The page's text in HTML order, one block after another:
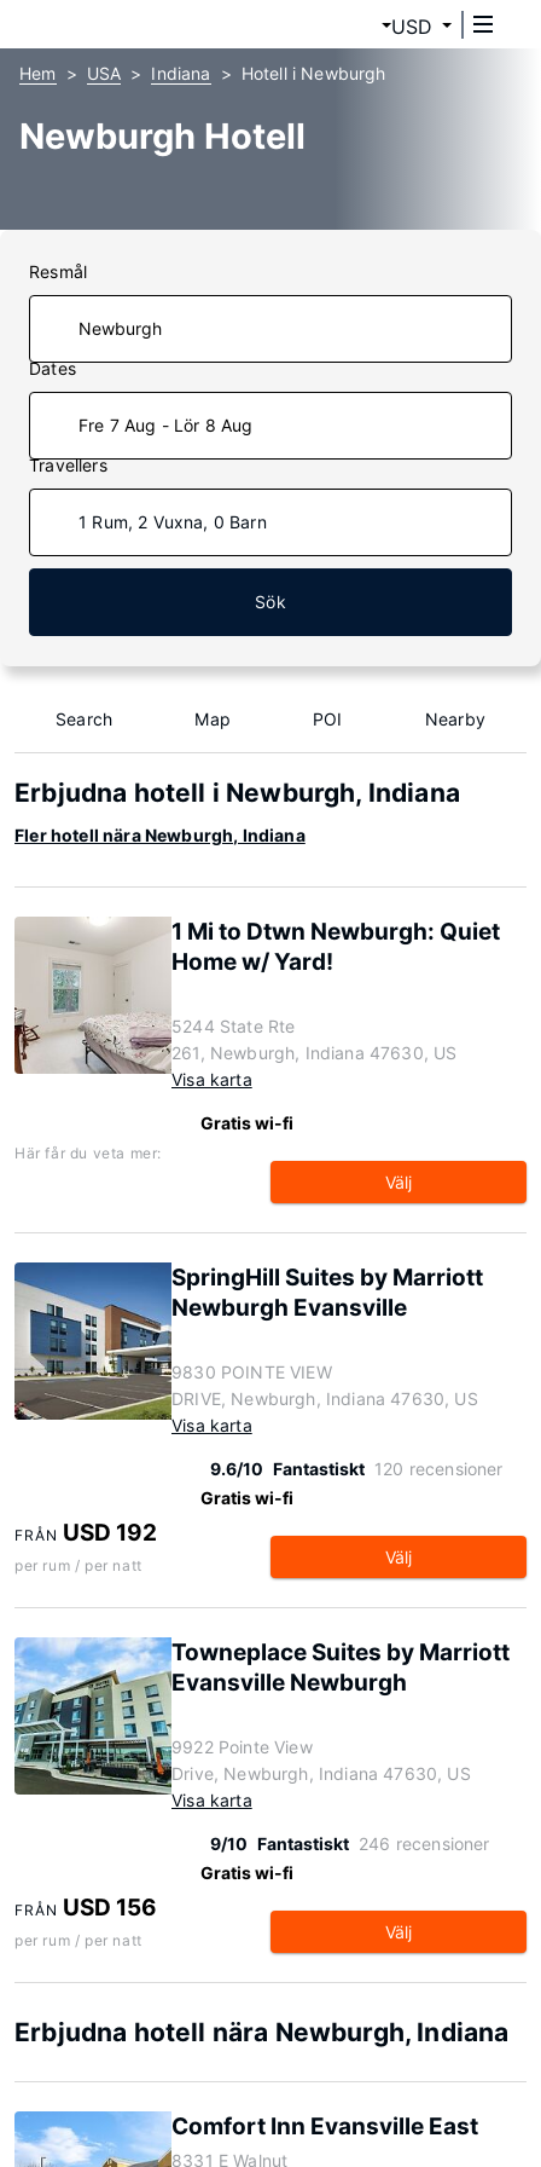
USD
Hem USA Indiana Hotell i Newburgh
Newburgh Hotell
Resmål
Dates
Fre 7 Aug - Lör 8 Aug
Travellers
1 Rum, 2 Vuxna, 0 Barn
Sök
Search Map POI Nearby
Erbjudna hotell i Newburgh, Indiana
Fler hotell nära Newburgh, Indiana
1 Mi to Dtwn Newburgh: Quiet
Home w/ Yard!
5244 State Rte
261, Newburgh, Indiana 47630, US
Visa karta
Gratis wi-fi
Här får du veta mer:
Välj
SpringHill Suites by Marriott
Newburgh Evansville
9830 POINTE VIEW
DRIVE, Newburgh, Indiana 47630, US
Visa karta
9.6/10 Fantastiskt 120 recensioner
Gratis wi-fi
FRÅN USD 192
per rum / per natt Välj
Towneplace Suites by Marriott
Evansville Newburgh
9922 Pointe View
Drive, Newburgh, Indiana 47630, US
Visa karta
9/10 Fantastiskt 246 recensioner
Gratis wi-fi
FRÅN USD 156
per rum / per natt Välj
Erbjudna hotell nära Newburgh, Indiana
Comfort Inn Evansville East
8331 E Walnut